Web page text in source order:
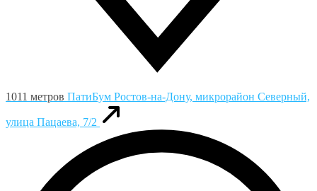
1011 метров ПатиБум Ростов-на-Дону, микрорайон Северный,
улица Пацаева, 7/2